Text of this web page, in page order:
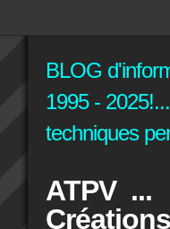
BLOG
1995 -
techniques
ATPV ...